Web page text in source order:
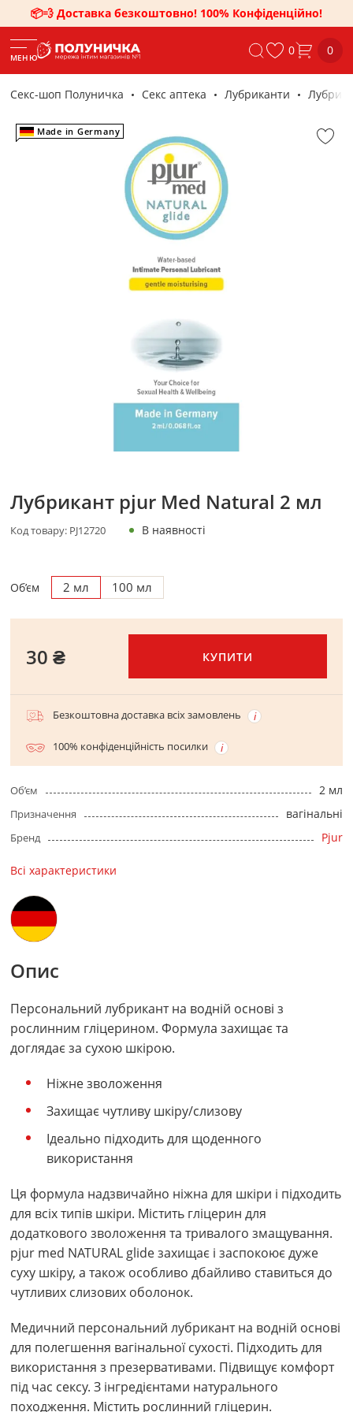
📦💨 Доставка безкоштовно! 100% Конфіденційно!
МЕНЮ 0 0
Секс-шоп Полуничка Секс аптека Лубриканти
Made in Germany
Лубрикант pjur Med Natural 2 мл
Код товару: PJ12720 В наявності
Об’єм 2 мл 100 мл
30 ₴ КУПИТИ
Безкоштовна доставка всіх замовлень
100% конфіденційність посилки
Об’єм 2 мл
Призначення вагінальні
Бренд Pjur
Всі характеристики
Опис
Персональний лубрикант на водній основі з
рослинним гліцерином. Формула захищає та
доглядає за сухою шкірою.
Ніжне зволоження
Захищає чутливу шкіру/слизову
Ідеально підходить для щоденного
використання
Ця формула надзвичайно ніжна для шкіри і підходить
для всіх типів шкіри. Містить гліцерин для
додаткового зволоження та тривалого змащування.
pjur med NATURAL glide захищає і заспокоює дуже
суху шкіру, а також особливо дбайливо ставиться до
чутливих слизових оболонок.
Медичний персональний лубрикант на водній основі
для полегшення вагінальної сухості. Підходить для
використання з презервативами. Підвищує комфорт
під час сексу. З інгредієнтами натурального
походження. Містить рослинний гліцерин.